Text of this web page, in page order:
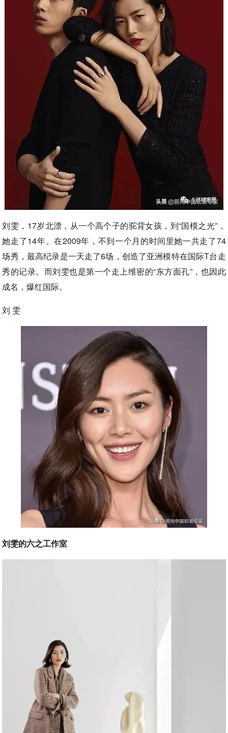
刘雯，17岁北漂，从一个高个子的驼背女孩，到“国模之光”，
她走了14年。在2009年，不到一个月的时间里她一共走了74
场秀，最高纪录是一天走了6场，创造了亚洲模特在国际T台走
秀的记录。而刘雯也是第一个走上维密的“东方面孔”，也因此
成名，爆红国际。
刘 雯
刘雯的六之工作室